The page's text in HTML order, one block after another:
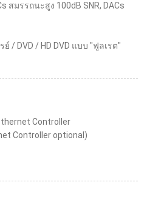
สมรรถนะสูง 100dB SNR, DACs
/ DVD / HD DVD แบบ "ฟูลเรต"
Controller
Controller optional)